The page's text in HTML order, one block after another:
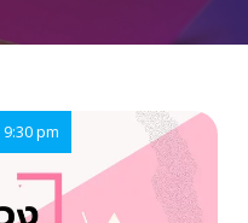
9:30 pm